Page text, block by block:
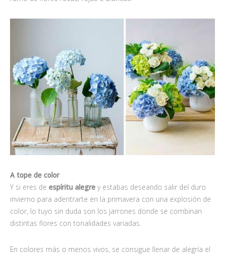
A tope de color
Y si eres de espíritu alegre y estabas deseando salir del duro
invierno para adentrarte en la primavera con una explosión de
color, lo tuyo sin duda son los jarrones donde se combinan
distintas flores con tonalidades variadas.
En colores más o menos vivos, se consigue llenar de alegría el